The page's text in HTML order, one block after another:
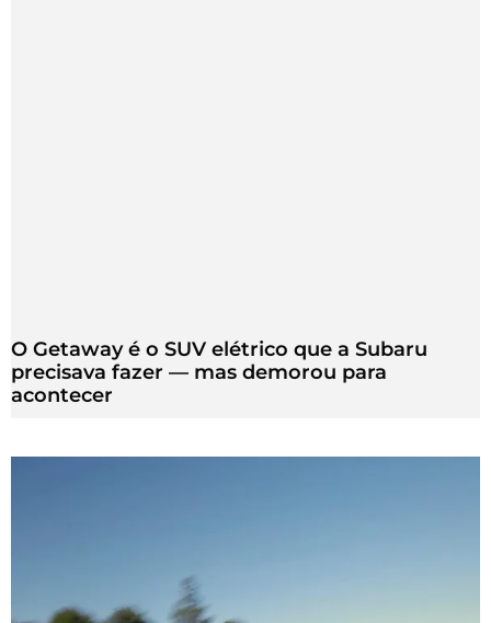
O Getaway é o SUV elétrico que a Subaru
precisava fazer — mas demorou para
acontecer